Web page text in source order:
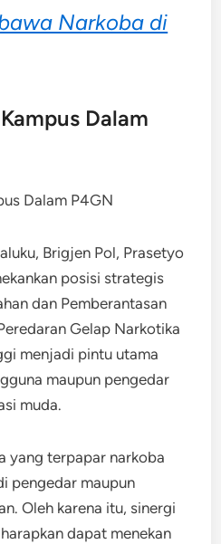
Narkoba di
Dalam
Brigjen Pol, Prasetyo
posisi strategis
dan Pemberantasan
Gelap Narkotika
menjadi pintu utama
maupun pengedar
muda.
yang terpapar narkoba
pengedar maupun
Oleh karena itu, sinergi
dapat menekan